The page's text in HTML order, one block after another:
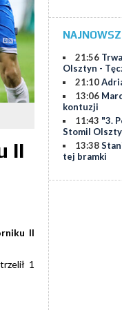
II
II
1
21:56
Olsztyn -
21:10
13:06
kontuzji
11:43 "3.
Stomil
13:38
tej bramki